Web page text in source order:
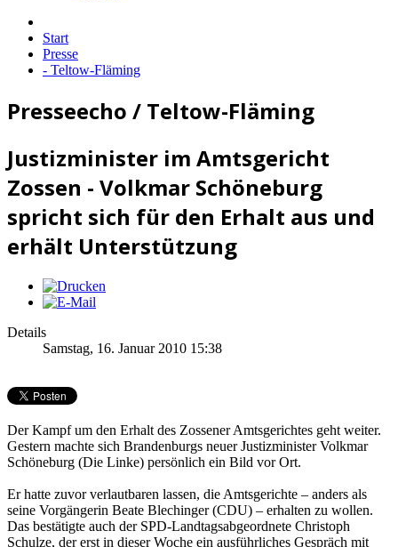
Start
Presse
- Teltow-Fläming
Presseecho / Teltow-Fläming
Justizminister im Amtsgericht
Zossen - Volkmar Schöneburg
spricht sich für den Erhalt aus und
erhält Unterstützung
Details
Samstag, 16. Januar 2010 15:38
Der Kampf um den Erhalt des Zossener Amtsgerichtes geht weiter.
Gestern machte sich Brandenburgs neuer Justizminister Volkmar
Schöneburg (Die Linke) persönlich ein Bild vor Ort.
Er hatte zuvor verlautbaren lassen, die Amtsgerichte – anders als
seine Vorgängerin Beate Blechinger (CDU) – erhalten zu wollen.
Das bestätigte auch der SPD-Landtagsabgeordnete Christoph
Schulze, der erst in dieser Woche ein ausführliches Gespräch mit